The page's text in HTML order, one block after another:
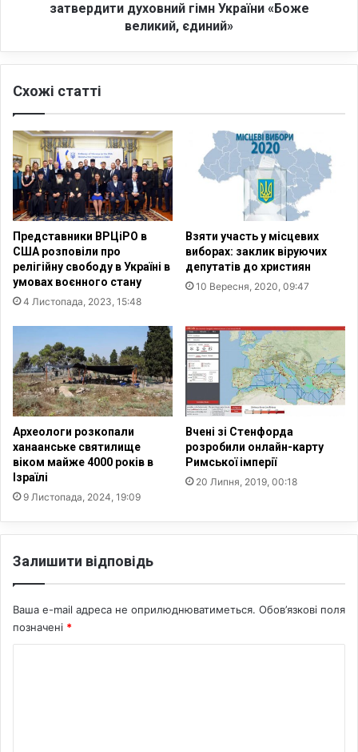
в
л
и
х
в
У
к
р
а
ї
н
і
з
а
к
з
р
о
с
л
а
н
%
р
о
н
у
ю
т
ь
о
ф
і
ц
і
й
о
з
а
т
в
е
р
д
и
у
в
н
и
затвердити духовний гімн України «Боже
великий, єдиний»
Схожі статті
Представники ВРЦіРО в
США розповіли про
релігійну свободу в Україні в
умовах воєнного стану
4 Листопада, 2023, 15:48
Взяти участь у місцевих
виборах: заклик віруючих
депутатів до християн
10 Вересня, 2020, 09:47
Археологи розкопали
ханаанське святилище
віком майже 4000 років в
Ізраїлі
9 Листопада, 2024, 19:09
Вчені зі Стенфорда
розробили онлайн-карту
Римської імперії
20 Липня, 2019, 00:18
Залишити відповідь
Ваша e-mail адреса не оприлюднюватиметься. Обов’язкові поля
позначені *